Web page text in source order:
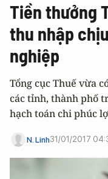
Tiền thưởng
thu nhập
nghiệp
Tổng cục Thuế vừa
các tỉnh, thành phố
hạch toán chi phúc
N. Linh31/01/2017